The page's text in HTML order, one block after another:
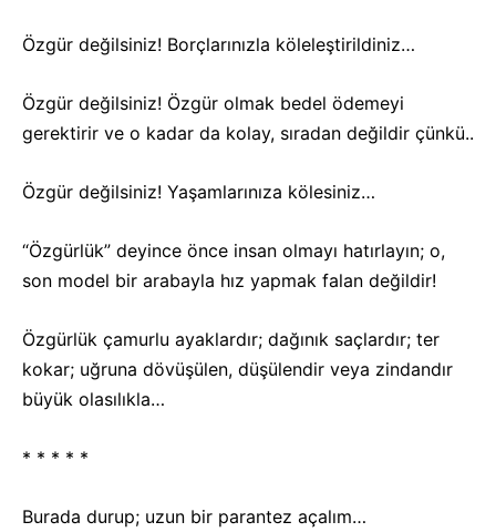
Özgür değilsiniz! Borçlarınızla köleleştirildiniz…
Özgür değilsiniz! Özgür olmak bedel ödemeyi
gerektirir ve o kadar da kolay, sıradan değildir çünkü..
Özgür değilsiniz! Yaşamlarınıza kölesiniz…
“Özgürlük” deyince önce insan olmayı hatırlayın; o,
son model bir arabayla hız yapmak falan değildir!
Özgürlük çamurlu ayaklardır; dağınık saçlardır; ter
kokar; uğruna dövüşülen, düşülendir veya zindandır
büyük olasılıkla…
* * * * *
Burada durup; uzun bir parantez açalım…